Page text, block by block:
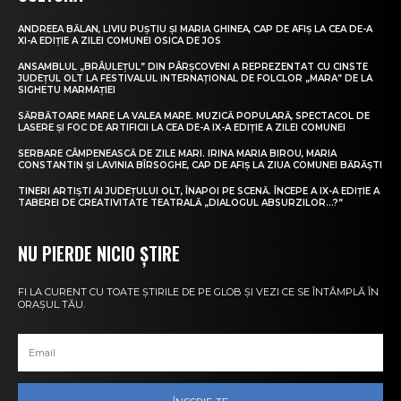
ANDREEA BĂLAN, LIVIU PUȘTIU ȘI MARIA GHINEA, CAP DE AFIȘ LA CEA DE-A
XI-A EDIȚIE A ZILEI COMUNEI OSICA DE JOS
ANSAMBLUL „BRÂULEȚUL” DIN PÂRȘCOVENI A REPREZENTAT CU CINSTE
JUDEȚUL OLT LA FESTIVALUL INTERNAȚIONAL DE FOLCLOR „MARA” DE LA
SIGHETU MARMAȚIEI
SĂRBĂTOARE MARE LA VALEA MARE. MUZICĂ POPULARĂ, SPECTACOL DE
LASERE ȘI FOC DE ARTIFICII LA CEA DE-A IX-A EDIȚIE A ZILEI COMUNEI
SERBARE CÂMPENEASCĂ DE ZILE MARI. IRINA MARIA BIROU, MARIA
CONSTANTIN ȘI LAVINIA BÎRSOGHE, CAP DE AFIȘ LA ZIUA COMUNEI BĂRĂȘTI
TINERI ARTIȘTI AI JUDEȚULUI OLT, ÎNAPOI PE SCENĂ. ÎNCEPE A IX-A EDIȚIE A
TABEREI DE CREATIVITATE TEATRALĂ „DIALOGUL ABSURZILOR…?”
NU PIERDE NICIO ȘTIRE
FI LA CURENT CU TOATE ȘTIRILE DE PE GLOB ȘI VEZI CE SE ÎNTÂMPLĂ ÎN
ORAȘUL TĂU.